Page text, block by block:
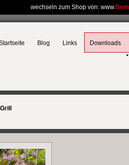
wechseln zum Shop von: www.
Blog Links Downloads
Grill